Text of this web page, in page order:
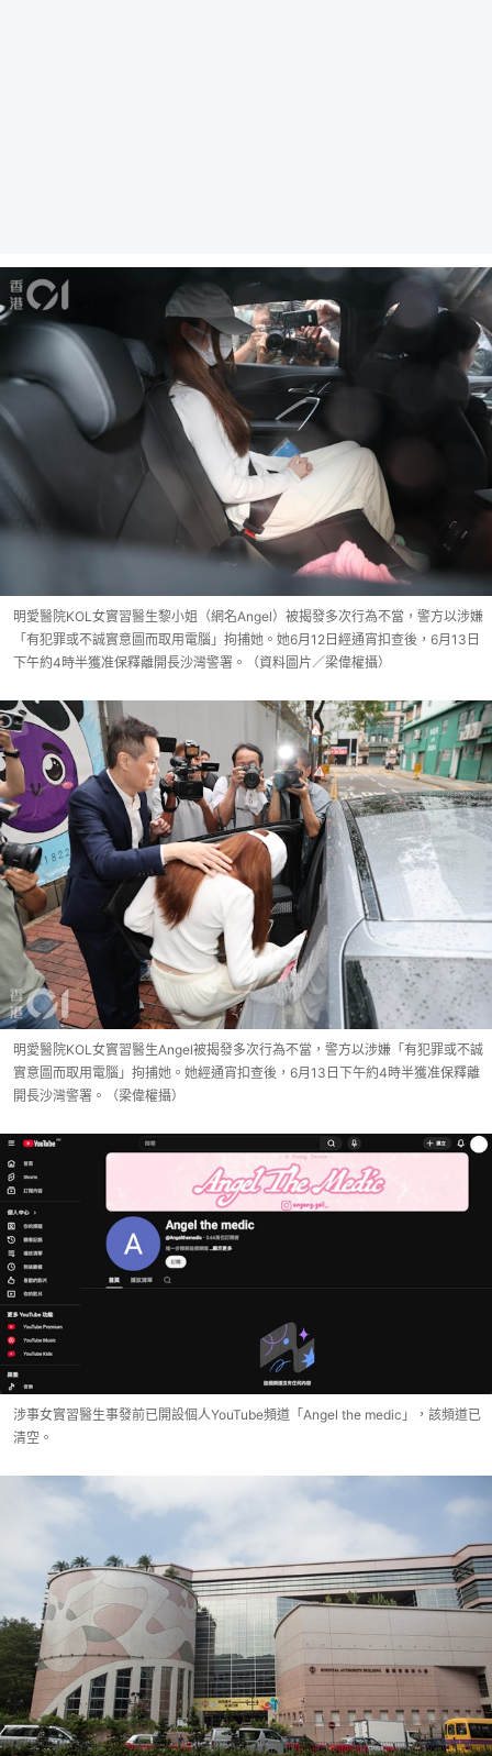
明愛醫院KOL女實習醫生黎小姐（網名Angel）被揭發多次行為不當，警方以涉嫌
「有犯罪或不誠實意圖而取用電腦」拘捕她。她6月12日經通宵扣查後，6月13日
下午約4時半獲准保釋離開長沙灣警署。（資料圖片／梁偉權攝）
明愛醫院KOL女實習醫生Angel被揭發多次行為不當，警方以涉嫌「有犯罪或不誠
實意圖而取用電腦」拘捕她。她經通宵扣查後，6月13日下午約4時半獲准保釋離
開長沙灣警署。（梁偉權攝）
涉事女實習醫生事發前已開設個人YouTube頻道「Angel the medic」，該頻道已
清空。